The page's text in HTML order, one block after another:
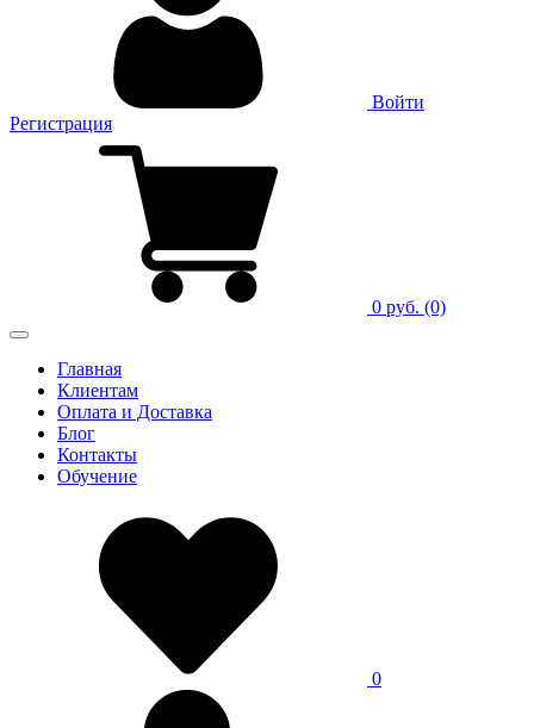
Войти
Регистрация
0 руб. (0)
Главная
Клиентам
Оплата и Доставка
Блог
Контакты
Обучение
0